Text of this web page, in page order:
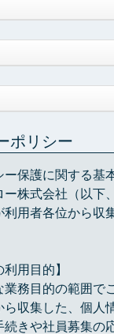
ポリシー
ー保護に関する基
ー株式会社（以下
利用者各位から収
利用目的】
務目的の範囲で
ら収集した、個人
続きや社員募集の